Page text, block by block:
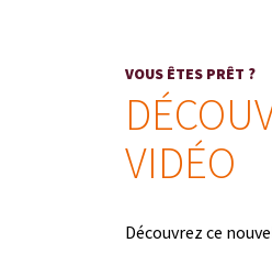
VOUS ÊTES PRÊT ?
VIDÉO
Découvrez ce